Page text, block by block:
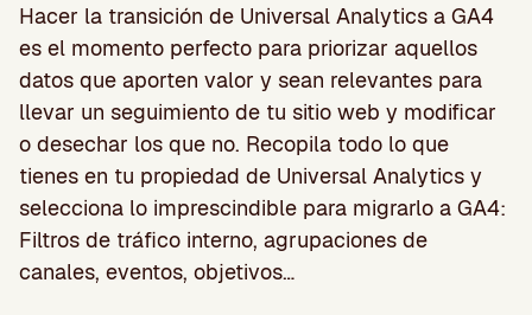
Hacer la transición de Universal Analytics a GA4
es el momento perfecto para priorizar aquellos
datos que aporten valor y sean relevantes para
llevar un seguimiento de tu sitio web y modificar
o desechar los que no. Recopila todo lo que
tienes en tu propiedad de Universal Analytics y
selecciona lo imprescindible para migrarlo a GA4:
Filtros de tráfico interno, agrupaciones de
canales, eventos, objetivos…